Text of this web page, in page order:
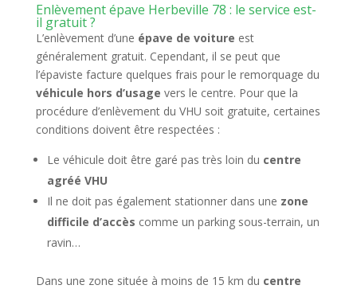
Enlèvement épave Herbeville 78 : le service est-
il gratuit ?
L’enlèvement d’une épave de voiture est
généralement gratuit. Cependant, il se peut que
l’épaviste facture quelques frais pour le remorquage du
véhicule hors d’usage vers le centre. Pour que la
procédure d’enlèvement du VHU soit gratuite, certaines
conditions doivent être respectées :
Le véhicule doit être garé pas très loin du centre
agréé VHU
Il ne doit pas également stationner dans une zone
difficile d’accès comme un parking sous-terrain, un
ravin…
Dans une zone située à moins de 15 km du centre